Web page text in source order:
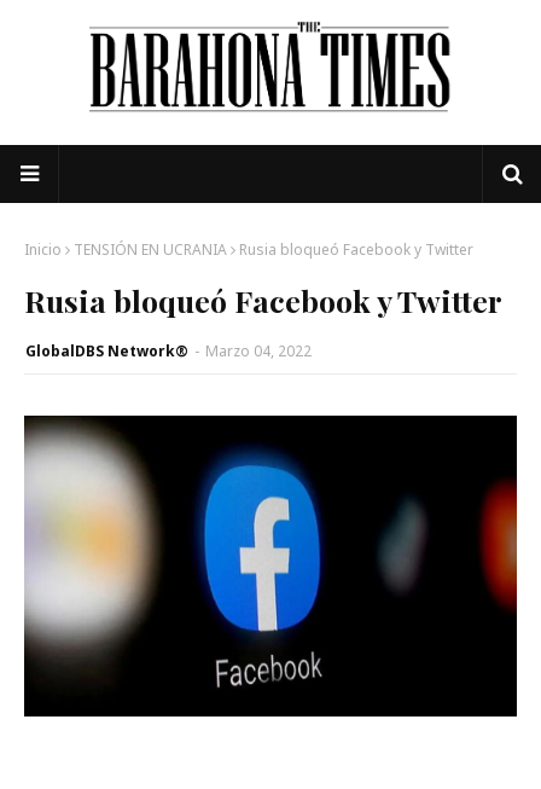
Inicio TENSIÓN EN UCRANIA Rusia bloqueó Facebook y Twitter
Rusia bloqueó Facebook y Twitter
GlobalDBS Network® - Marzo 04, 2022